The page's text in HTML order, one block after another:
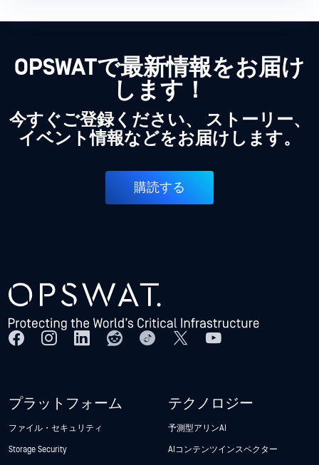
OPSWATで最新情報をお届け
します！
今すぐご登録ください、 ストーリー、
イベント情報などをお届けします。
購読する
プラットフォーム
ファイル・セキュリティ
Storage Security
テクノロジー
予測型アリンAI
AIコンテンツインスペクター